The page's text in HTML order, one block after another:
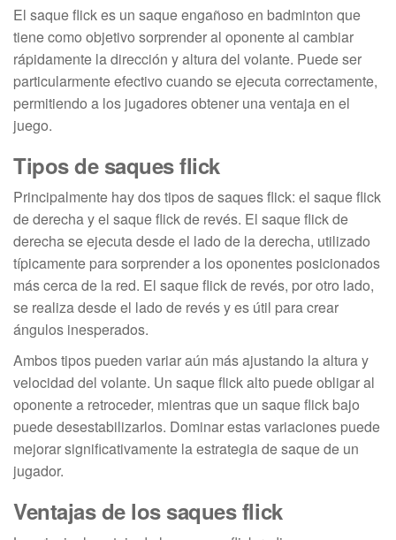
El saque flick es un saque engañoso en badminton que
tiene como objetivo sorprender al oponente al cambiar
rápidamente la dirección y altura del volante. Puede ser
particularmente efectivo cuando se ejecuta correctamente,
permitiendo a los jugadores obtener una ventaja en el
juego.
Tipos de saques flick
Principalmente hay dos tipos de saques flick: el saque flick
de derecha y el saque flick de revés. El saque flick de
derecha se ejecuta desde el lado de la derecha, utilizado
típicamente para sorprender a los oponentes posicionados
más cerca de la red. El saque flick de revés, por otro lado,
se realiza desde el lado de revés y es útil para crear
ángulos inesperados.
Ambos tipos pueden variar aún más ajustando la altura y
velocidad del volante. Un saque flick alto puede obligar al
oponente a retroceder, mientras que un saque flick bajo
puede desestabilizarlos. Dominar estas variaciones puede
mejorar significativamente la estrategia de saque de un
jugador.
Ventajas de los saques flick